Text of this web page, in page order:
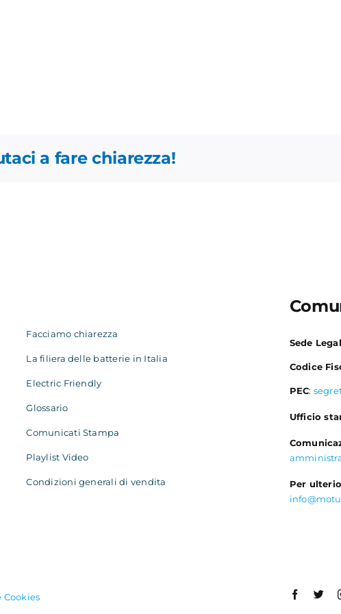
a fare chiarezza!
Facciamo chiarezza
La filiera delle batterie in Italia
Electric Friendly
Glossario
Comunicati Stampa
Playlist Video
Condizioni generali di vendita
Sede
Codice
PEC:
Ufficio
Per
Cookies